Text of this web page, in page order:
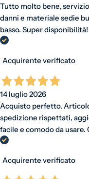
Tutto molto bene,
danni e materiale sedie
basso. Super disponibilità!
Acquirente verificato
14 luglio 2026
Acquisto perfetto.
spedizione rispettati,
facile e comodo da
Acquirente verificato